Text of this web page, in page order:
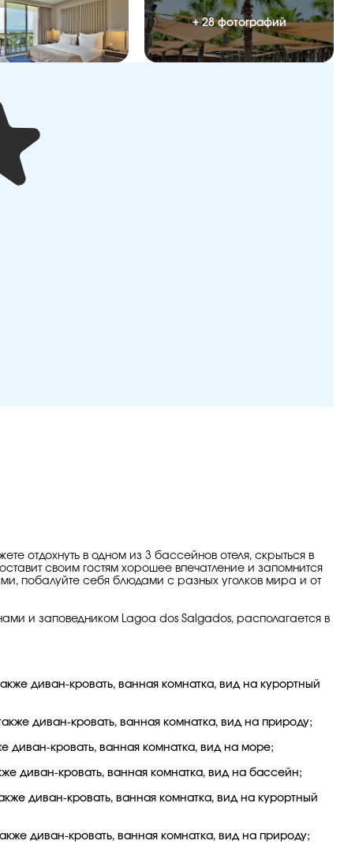
+ 28 фотографий
отдохнуть в одном из 3 бассейнов отеля, скрыться в
своим гостям хорошее впечатление и запомнится
побалуйте себя блюдами с разных уголков мира и от
и заповедником Lagoa dos Salgados, располагается в
диван-кровать, ванная комнатка, вид на курортный
диван-кровать, ванная комнатка, вид на природу;
диван-кровать, ванная комнатка, вид на море;
диван-кровать, ванная комнатка, вид на бассейн;
диван-кровать, ванная комнатка, вид на курортный
диван-кровать, ванная комнатка, вид на природу;